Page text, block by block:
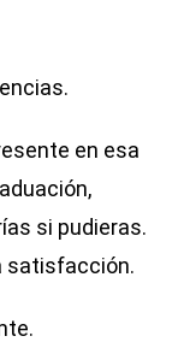
en esa
si pudieras.
satisfacción.